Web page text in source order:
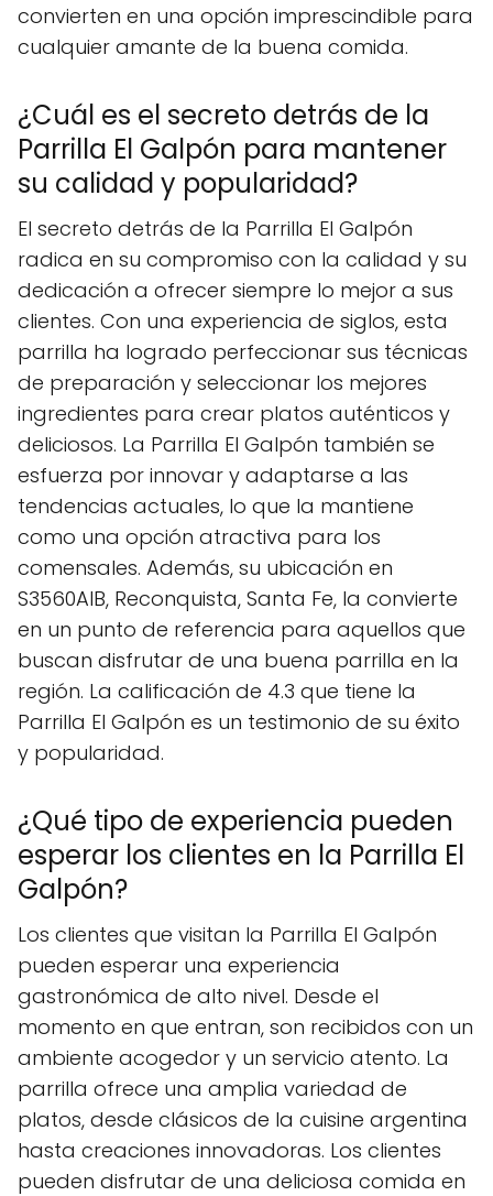
convierten en una opción imprescindible para
cualquier amante de la buena comida.
¿Cuál es el secreto detrás de la
Parrilla El Galpón para mantener
su calidad y popularidad?
El secreto detrás de la Parrilla El Galpón
radica en su compromiso con la calidad y su
dedicación a ofrecer siempre lo mejor a sus
clientes. Con una experiencia de siglos, esta
parrilla ha logrado perfeccionar sus técnicas
de preparación y seleccionar los mejores
ingredientes para crear platos auténticos y
deliciosos. La Parrilla El Galpón también se
esfuerza por innovar y adaptarse a las
tendencias actuales, lo que la mantiene
como una opción atractiva para los
comensales. Además, su ubicación en
S3560AIB, Reconquista, Santa Fe, la convierte
en un punto de referencia para aquellos que
buscan disfrutar de una buena parrilla en la
región. La calificación de 4.3 que tiene la
Parrilla El Galpón es un testimonio de su éxito
y popularidad.
¿Qué tipo de experiencia pueden
esperar los clientes en la Parrilla El
Galpón?
Los clientes que visitan la Parrilla El Galpón
pueden esperar una experiencia
gastronómica de alto nivel. Desde el
momento en que entran, son recibidos con un
ambiente acogedor y un servicio atento. La
parrilla ofrece una amplia variedad de
platos, desde clásicos de la cuisine argentina
hasta creaciones innovadoras. Los clientes
pueden disfrutar de una deliciosa comida en